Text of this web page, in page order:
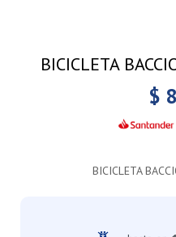
BICICLETA
$
BICICLETA